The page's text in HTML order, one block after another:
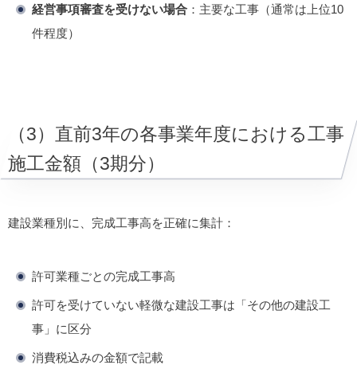
経営事項審査を受けない場合 ：主要な工事（通常は上位10
件程度）
（3）直前3年の各事業年度における工事
施工金額（3期分）
建設業種別に、完成工事高を正確に集計：
許可業種ごとの完成工事高
許可を受けていない軽微な建設工事は「その他の建設工
事」に区分
消費税込みの金額で記載